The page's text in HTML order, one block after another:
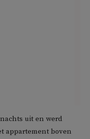
uit en werd
appartement boven